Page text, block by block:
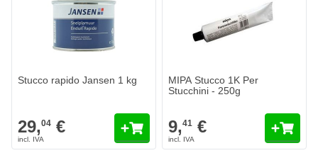
Stucco rapido Jansen 1 kg
29,04 €
MIPA Stucco 1K Per
Stucchini - 250g
9,41 €